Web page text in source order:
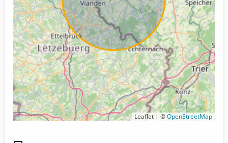
Leaflet | ©OpenStreetMap